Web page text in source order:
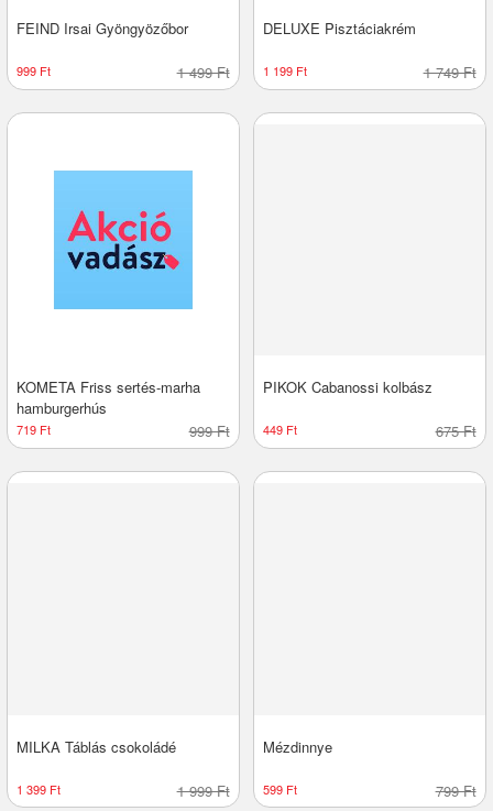
FEIND Irsai Gyöngyözőbor
999 Ft 1 499 Ft
DELUXE Pisztáciakrém
1 199 Ft 1 749 Ft
KOMETA Friss sertés-marha
hamburgerhús
719 Ft 999 Ft
PIKOK Cabanossi kolbász
449 Ft 675 Ft
MILKA Táblás csokoládé
1 399 Ft 1 999 Ft
Mézdinnye
599 Ft 799 Ft